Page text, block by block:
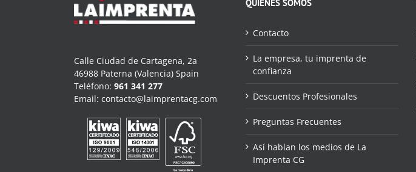
Calle Ciudad de Cartagena, 2a
46988 Paterna (Valencia) Spain
Teléfono: 961 341 277
Email: contacto@laimprentacg.com
QUIÉNES SOMOS
Contacto
La empresa, tu imprenta de
confianza
Descuentos Profesionales
Preguntas Frecuentes
Así hablan los medios de La
Imprenta CG